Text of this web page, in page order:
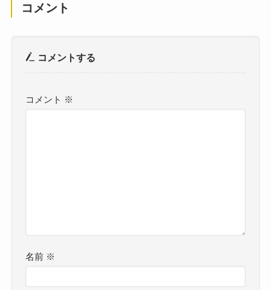
コメント
コメントする
コメント ※
名前 ※